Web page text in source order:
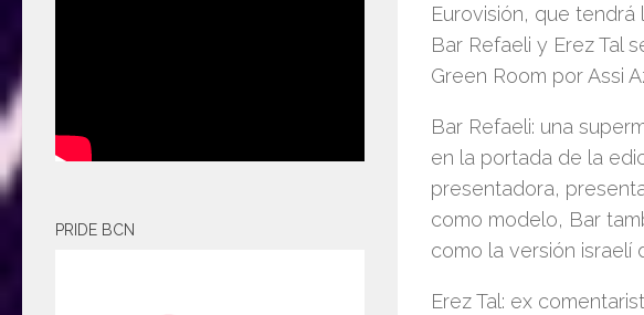
Eurovisión, que tendrá
Bar Refaeli y Erez Tal
Green Room por Assi
Bar Refaeli: una
en la portada de la
presentadora,
como modelo, Bar
como la versión israelí
Erez Tal: ex
PRIDE BCN